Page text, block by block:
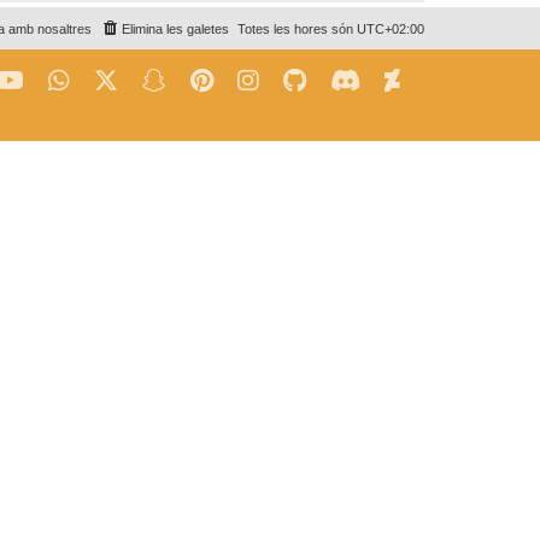
Totes les hores són UTC+02:00
Elimina les galetes
amb nosaltres